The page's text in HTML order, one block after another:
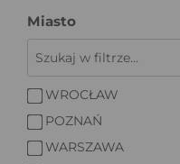
Miasto
WROCŁAW
POZNAŃ
WARSZAWA